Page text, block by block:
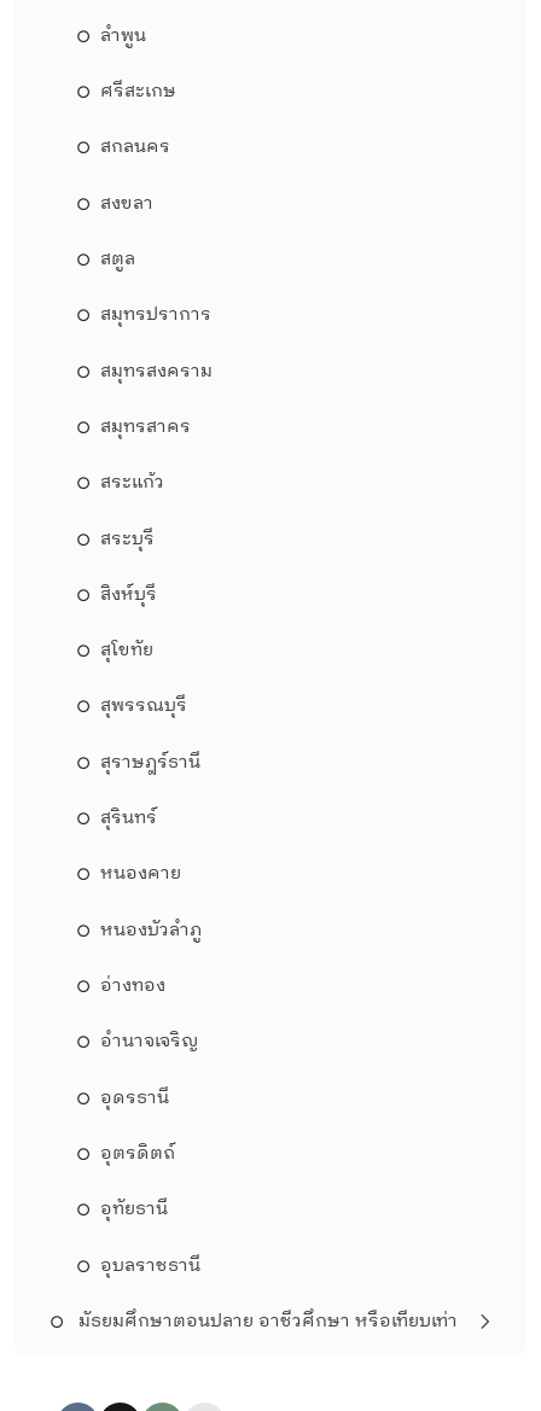
ลำพูน
ศรีสะเกษ
สกลนคร
สงขลา
สตูล
สมุทรปราการ
สมุทรสงคราม
สมุทรสาคร
สระแก้ว
สระบุรี
สิงห์บุรี
สุโขทัย
สุพรรณบุรี
สุราษฎร์ธานี
สุรินทร์
หนองคาย
หนองบัวลำภู
อ่างทอง
อำนาจเจริญ
อุดรธานี
อุตรดิตถ์
อุทัยธานี
อุบลราชธานี
มัธยมศึกษาตอนปลาย อาชีวศึกษา หรือเทียบเท่า